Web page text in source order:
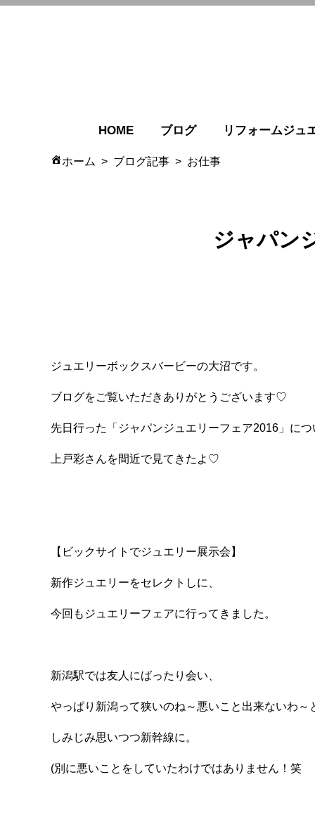
HOME ブログ リフォームジュ
ホーム ブログ記事 お仕事
ジャパン
ジュエリーボックスバービーの大沼です。
ブログをご覧いただきありがとうございます♡
先日行った「ジャパンジュエリーフェア2016」に
上戸彩さんを間近で見てきたよ♡
【ビックサイトでジュエリー展示会】
新作ジュエリーをセレクトしに、
今回もジュエリーフェアに行ってきました。
新潟駅では友人にばったり会い、
やっぱり新潟って狭いのね～悪いこと出来ないわ～
しみじみ思いつつ新幹線に。
(別に悪いことをしていたわけではありません！笑